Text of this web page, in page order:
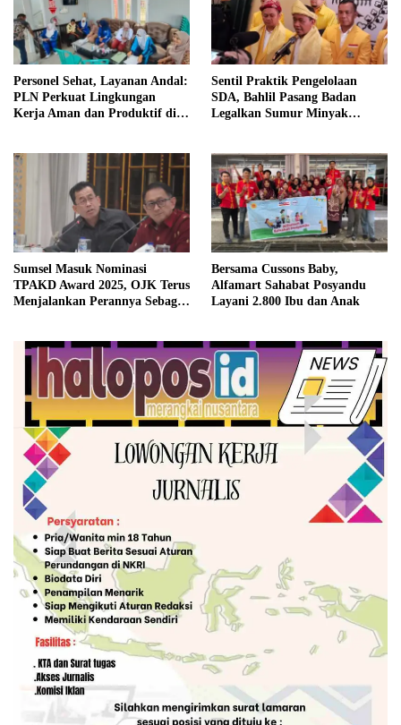
Personel Sehat, Layanan Andal:
PLN Perkuat Lingkungan
Kerja Aman dan Produktif di
Sentil Praktik Pengelolaan
SDA, Bahlil Pasang Badan
Legalkan Sumur Minyak
Sumsel Masuk Nominasi
TPAKD Award 2025, OJK Terus
Menjalankan Perannya Sebagai
Bersama Cussons Baby,
Alfamart Sahabat Posyandu
Layani 2.800 Ibu dan Anak